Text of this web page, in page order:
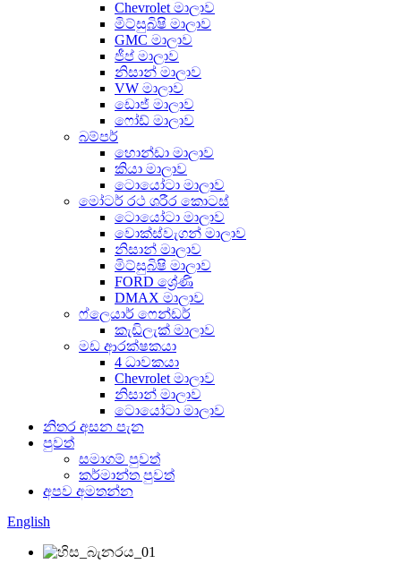
Chevrolet මාලාව
මිට්සුබිෂි මාලාව
GMC මාලාව
ජීප් මාලාව
නිසාන් මාලාව
VW මාලාව
ඩොජ් මාලාව
ෆෝඩ් මාලාව
බම්පර්
හොන්ඩා මාලාව
කියා මාලාව
ටොයෝටා මාලාව
මෝටර් රථ ශරීර කොටස්
ටොයෝටා මාලාව
වොක්ස්වැගන් මාලාව
නිසාන් මාලාව
මිට්සුබිෂි මාලාව
FORD ශ්‍රේණි
DMAX මාලාව
ෆ්ලෙයාර් ෆෙන්ඩර්
කැඩිලැක් මාලාව
මඩ ආරක්ෂකයා
4 ධාවකයා
Chevrolet මාලාව
නිසාන් මාලාව
ටොයෝටා මාලාව
නිතර අසන පැන
පුවත්
සමාගම් පුවත්
කර්මාන්ත පුවත්
අපව අමතන්න
English